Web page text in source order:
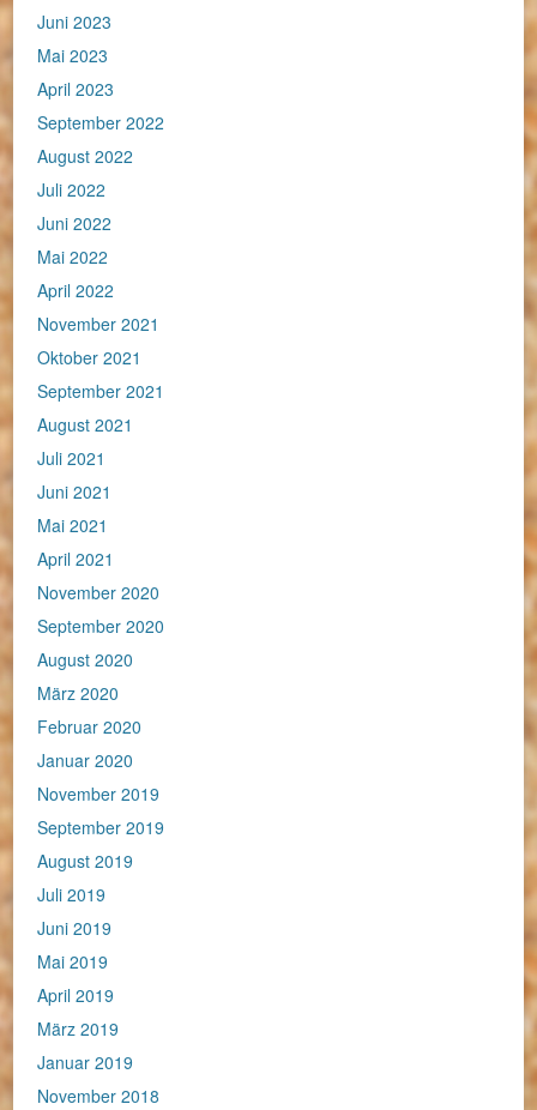
Juni 2023
Mai 2023
April 2023
September 2022
August 2022
Juli 2022
Juni 2022
Mai 2022
April 2022
November 2021
Oktober 2021
September 2021
August 2021
Juli 2021
Juni 2021
Mai 2021
April 2021
November 2020
September 2020
August 2020
März 2020
Februar 2020
Januar 2020
November 2019
September 2019
August 2019
Juli 2019
Juni 2019
Mai 2019
April 2019
März 2019
Januar 2019
November 2018